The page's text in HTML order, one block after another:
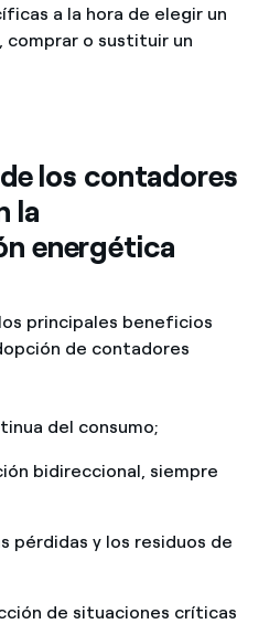
a la hora de elegir un
comprar o sustituir un
los contadores
la
energética
principales beneficios
de contadores
del consumo;
bidireccional, siempre
pérdidas y los residuos de
de situaciones críticas